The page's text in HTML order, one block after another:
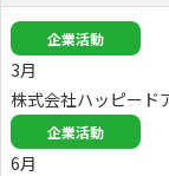
企業活動
3月
株式会社ハッピード
企業活動
6月